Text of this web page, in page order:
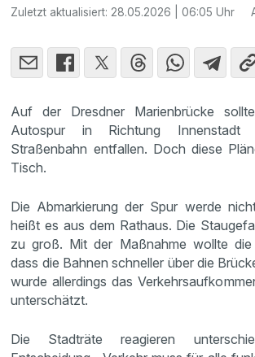
Zuletzt aktualisiert: 28.05.2026 | 06:05 Uhr
Auf der Dresdner Marienbrücke
Autospur in Richtung Innenstadt
Straßenbahn entfallen. Doch diese
Tisch.
Die Abmarkierung der Spur werde
heißt es aus dem Rathaus. Die
zu groß. Mit der Maßnahme wollte die
dass die Bahnen schneller über die
wurde allerdings das
unterschätzt.
Die Stadträte reagieren